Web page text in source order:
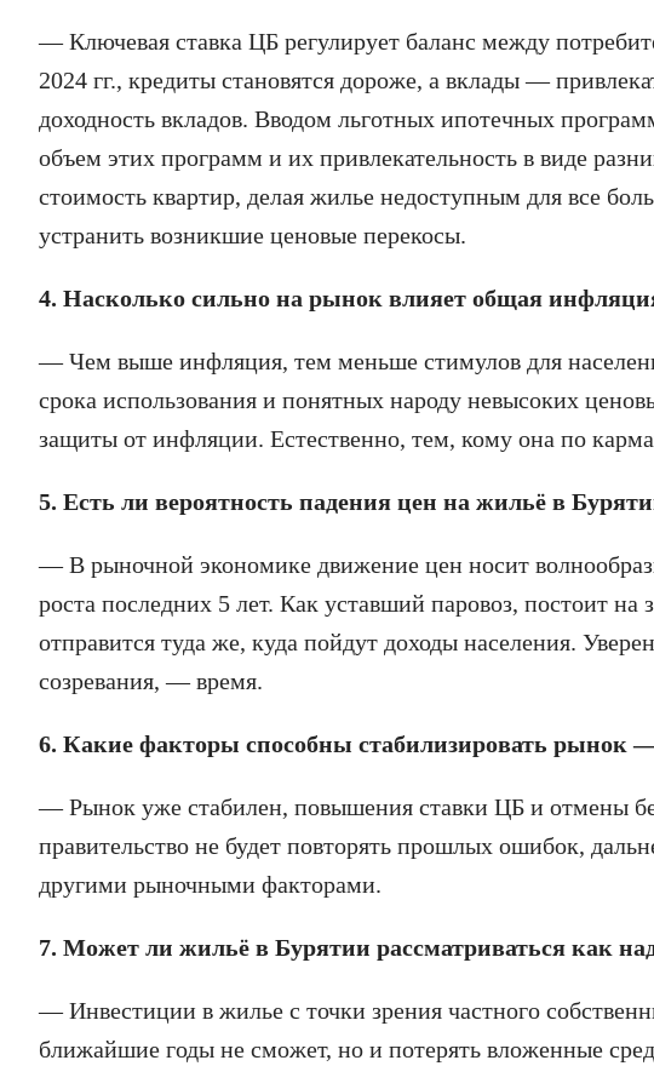
— Ключевая ставка ЦБ регулирует баланс между
2024 гг., кредиты становятся дороже, а вклады —
доходность вкладов. Вводом льготных ипотечных
объем этих программ и их привлекательность в виде
стоимость квартир, делая жилье недоступным для все
устранить возникшие ценовые перекосы.
4. Насколько сильно на рынок влияет общая
— Чем выше инфляция, тем меньше стимулов для
срока использования и понятных народу невысоких
защиты от инфляции. Естественно, тем, кому она по
5. Есть ли вероятность падения цен на жильё в
— В рыночной экономике движение цен носит
роста последних 5 лет. Как уставший паровоз, постоит
отправится туда же, куда пойдут доходы населения.
созревания, — время.
6. Какие факторы способны стабилизировать рынок
— Рынок уже стабилен, повышения ставки ЦБ и отмены
правительство не будет повторять прошлых ошибок,
другими рыночными факторами.
7. Может ли жильё в Бурятии рассматриваться как
— Инвестиции в жилье с точки зрения частного
ближайшие годы не сможет, но и потерять вложенные